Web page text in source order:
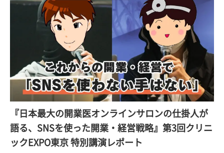
『日本最大の開業医オンラインサロンの仕掛人が
語る、SNSを使った開業・経営戦略』第3回クリニ
ックEXPO東京 特別講演レポート